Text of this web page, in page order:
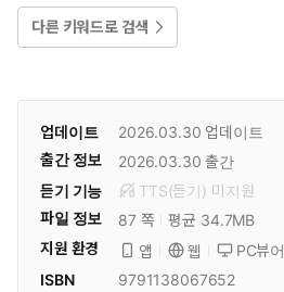
다른 키워드로 검색
업데이트 2026.03.30 업데이트
출간 정보
2026.03.30 출간
듣기 기능
TTS(듣기) 미 지원
파일 정보
87 쪽
평균 34.7MB
지원 환경
앱 웹 PC뷰어
ISBN
9791138067652